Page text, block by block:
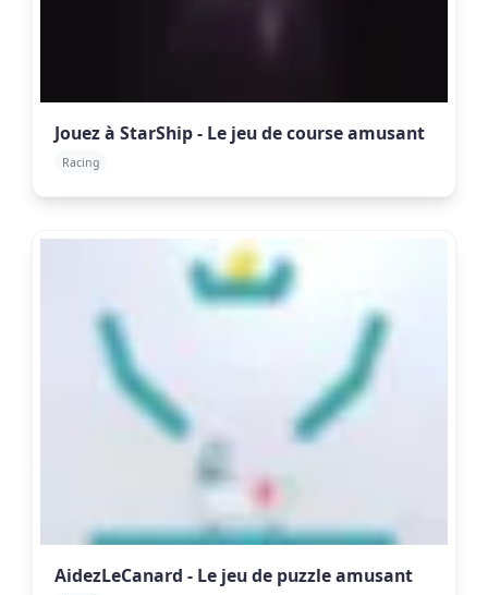
Jouez à StarShip - Le jeu de course amusant
Racing
AidezLeCanard - Le jeu de puzzle amusant